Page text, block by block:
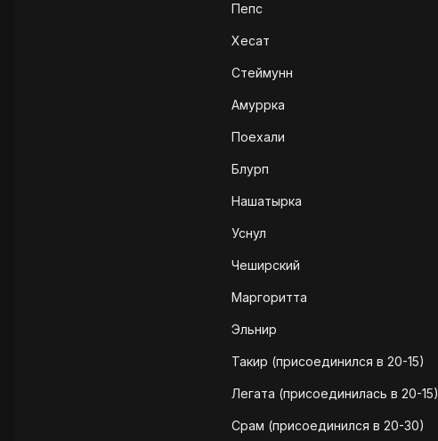
Пепс
Хесат
Стеймунн
Амуррка
Поехали
Блурп
Нашатырка
Уснул
Чеширский
Маргоритта
Эльнир
Такир (присоединился в 20-15)
Легата (присоединилась в 20-15)
Срам (присоединился в 20-30)